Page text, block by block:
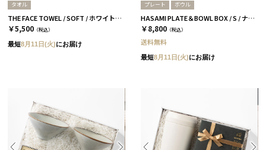
タオル
THE FACE TOWEL / SOFT / ホワイト［THE］
￥5,500 （税込）
最短8月11日(火)にお届け
プレート ボウル
HASAMI PLATE＆BOWL BOX / S / ナチュラル［ハサミポーセリン］
￥8,800 （税込）
送料無料
最短8月11日(火)にお届け